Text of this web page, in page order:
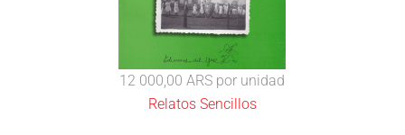
12 000,00 ARS por unidad
Relatos Sencillos